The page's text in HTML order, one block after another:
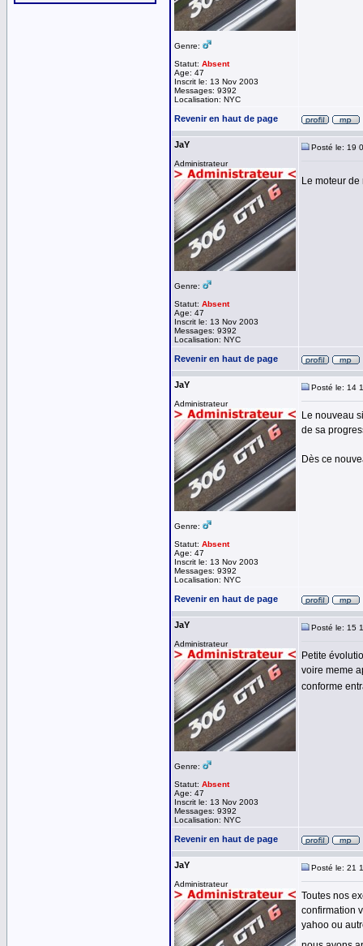
Genre:
Statut: Absent
Age: 47
Inscrit le: 13 Nov 2003
Messages: 9392
Localisation: NYC
Revenir en haut de page
JaY
Administrateur
Genre:
Statut: Absent
Age: 47
Inscrit le: 13 Nov 2003
Messages: 9392
Localisation: NYC
Posté le: 19
Le moteur
Revenir en haut de page
JaY
Administrateur
Genre:
Statut: Absent
Age: 47
Inscrit le: 13 Nov 2003
Messages: 9392
Localisation: NYC
Posté le: 14
Le nouveau
de sa
Dès ce
Revenir en haut de page
JaY
Administrateur
Genre:
Statut: Absent
Age: 47
Inscrit le: 13 Nov 2003
Messages: 9392
Localisation: NYC
Posté le: 15
Petite
voire meme
conforme
Revenir en haut de page
JaY
Administrateur
Posté le: 21
Toutes nos
confirmation
yahoo ou